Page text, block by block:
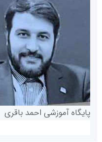
پایگاه آموزشی احمد باقری